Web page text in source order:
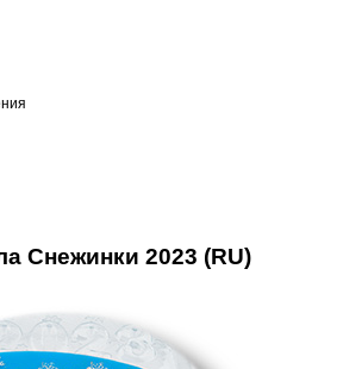
Снежинки 2023 (RU)